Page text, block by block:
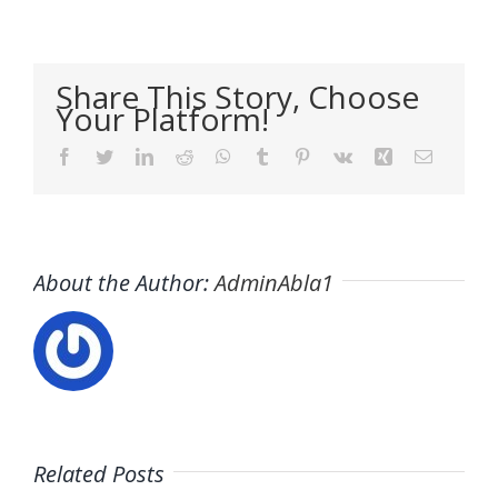
Share This Story, Choose
Your Platform!
Facebook
TwitterLinkedIn
Reddit WhatsApp
Tumblr Pinterest
Vk Xing Email
About the Author:AdminAbla1
Related Posts